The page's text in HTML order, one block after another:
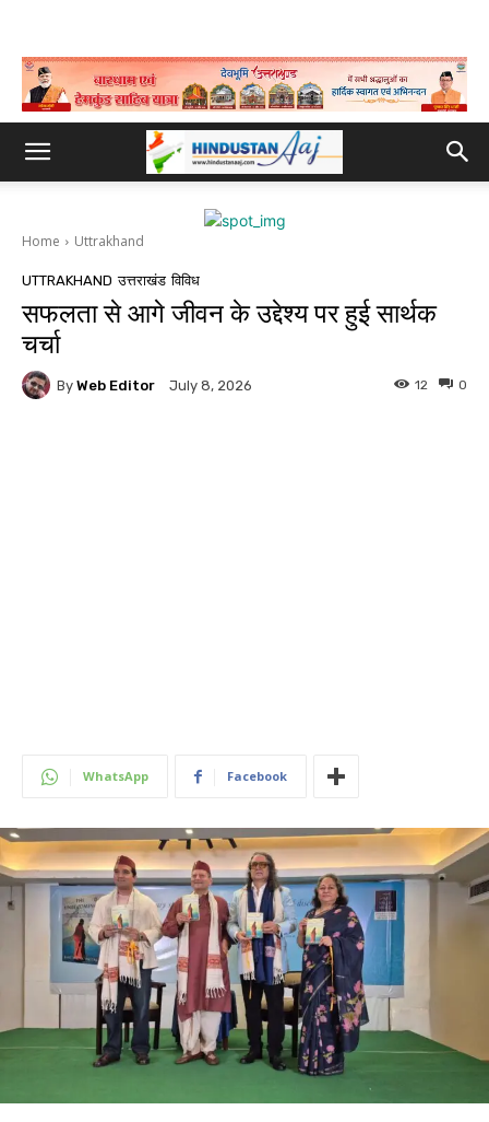
Home Uttrakhand
UTTRAKHAND उत्तराखंड विविध
सफलता से आगे जीवन के उद्देश्य पर हुई सार्थक
चर्चा
By Web Editor July 8, 2026 0
12
WhatsApp Facebook